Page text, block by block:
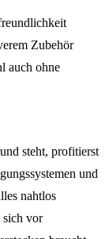
Zubehör
auch ohne
steht, profitierst
und
nahtlos
sich vor